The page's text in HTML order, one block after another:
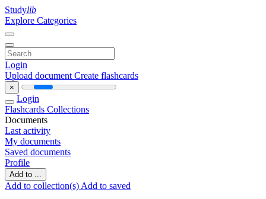
Studylib
Explore Categories
Login
Upload document Create flashcards
×
Login
Flashcards Collections
Documents
Last activity
My documents
Saved documents
Profile
Add to ...
Add to collection(s) Add to saved